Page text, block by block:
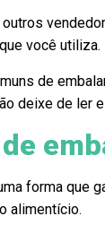
você utiliza.
de
deixe de ler
forma que
alimentício.